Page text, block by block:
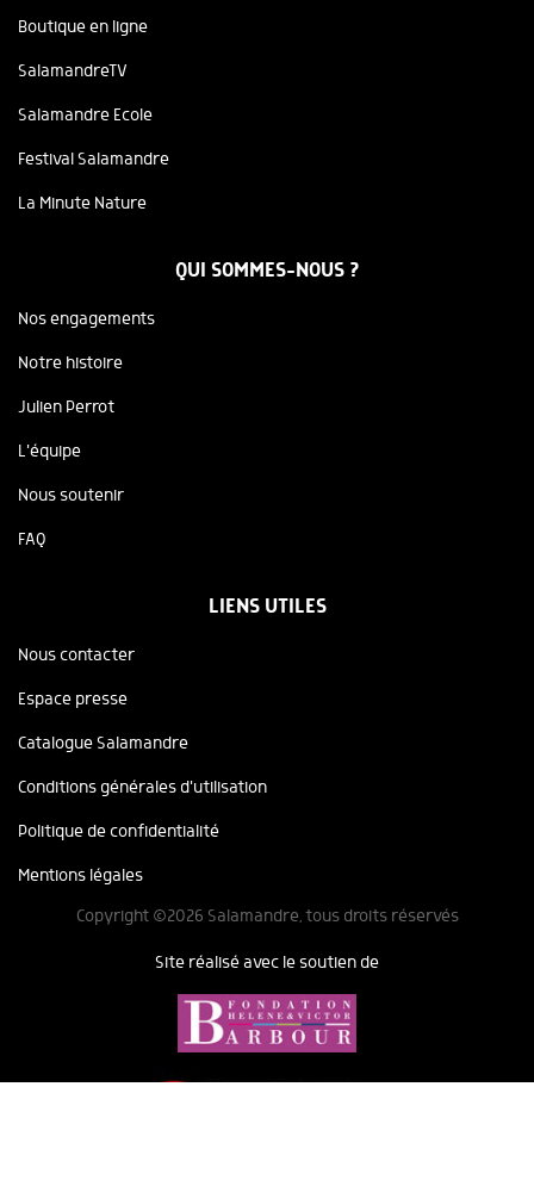
Boutique en ligne
SalamandreTV
Salamandre Ecole
Festival Salamandre
La Minute Nature
QUI SOMMES-NOUS ?
Nos engagements
Notre histoire
Julien Perrot
L'équipe
Nous soutenir
FAQ
LIENS UTILES
Nous contacter
Espace presse
Catalogue Salamandre
Conditions générales d'utilisation
Politique de confidentialité
Mentions légales
Copyright ©2026 Salamandre, tous droits réservés
Site réalisé avec le soutien de